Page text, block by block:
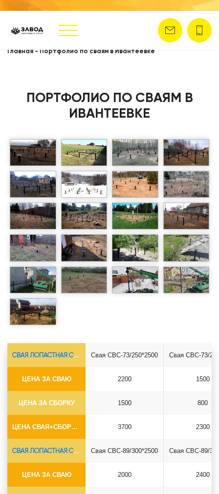
Главная - Портфолио по сваям в Ивантеевке
ПОРТФОЛИО ПО СВАЯМ В
ИВАНТЕЕВКЕ
СВАЯ ЛОПАСТНАЯ СВС-Ø73*5.5
ЦЕНА ЗА СВАЮ
ЦЕНА ЗА СБОРКУ
ЦЕНА СВАЯ+СБОРКА (БЕЗ ОГОЛОВКА)
Свая СВС-73/250*2500
2200
1500
3700
Свая СВС-73/
1500
800
2300
СВАЯ ЛОПАСТНАЯ СВС-Ø89*6.5
ЦЕНА ЗА СВАЮ
Свая СВС-89/300*2500
2000
Свая СВС-89/
2400